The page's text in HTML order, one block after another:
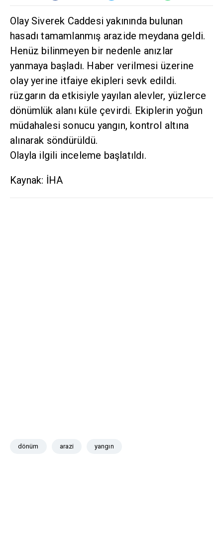
Olay Siverek Caddesi yakınında bulunan
hasadı tamamlanmış arazide meydana geldi.
Henüz bilinmeyen bir nedenle anızlar
yanmaya başladı. Haber verilmesi üzerine
olay yerine itfaiye ekipleri sevk edildi.
rüzgarın da etkisiyle yayılan alevler, yüzlerce
dönümlük alanı küle çevirdi. Ekiplerin yoğun
müdahalesi sonucu yangın, kontrol altına
alınarak söndürüldü.
Olayla ilgili inceleme başlatıldı.
Kaynak: İHA
dönüm arazi yangın